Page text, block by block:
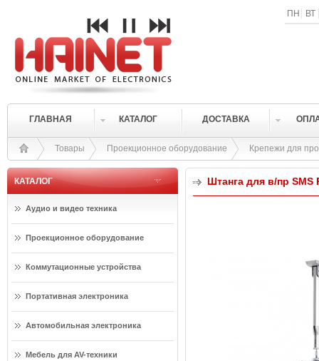
ПН ВТ
ГЛАВНАЯ КАТАЛОГ ДОСТАВКА
Товары Проекционное оборудование Крепежи для
КАТАЛОГ
Аудио и видео техника
Проекционное оборудование
Коммутационные устройства
Портативная электроника
Автомобильная электроника
Мебель для AV-техники
Штанга для в/пр SMS